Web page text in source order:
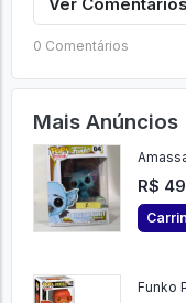
0 Comentários
Mais Anúncios
R$
Funko